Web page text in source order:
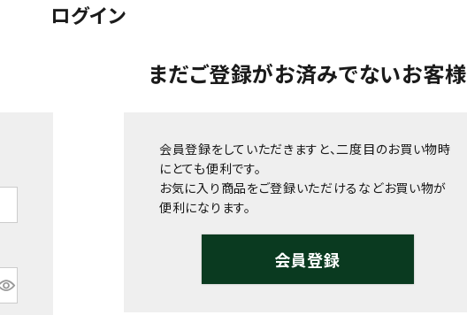
ログイン
まだご登録がお済みでないお客様
会員登録をしていただきますと、二度目のお買い物時
にとても便利です。
お気に入り商品をご登録いただけるなどお買い物が
便利になります。
会員登録